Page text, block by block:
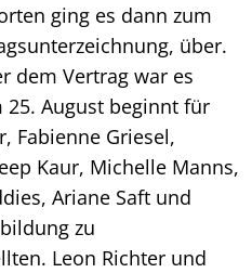
ging es dann zum
über.
dem Vertrag war es
25. August beginnt für
Fabienne Griesel,
Kaur, Michelle Manns,
Ariane Saft und
zu
Leon Richter und